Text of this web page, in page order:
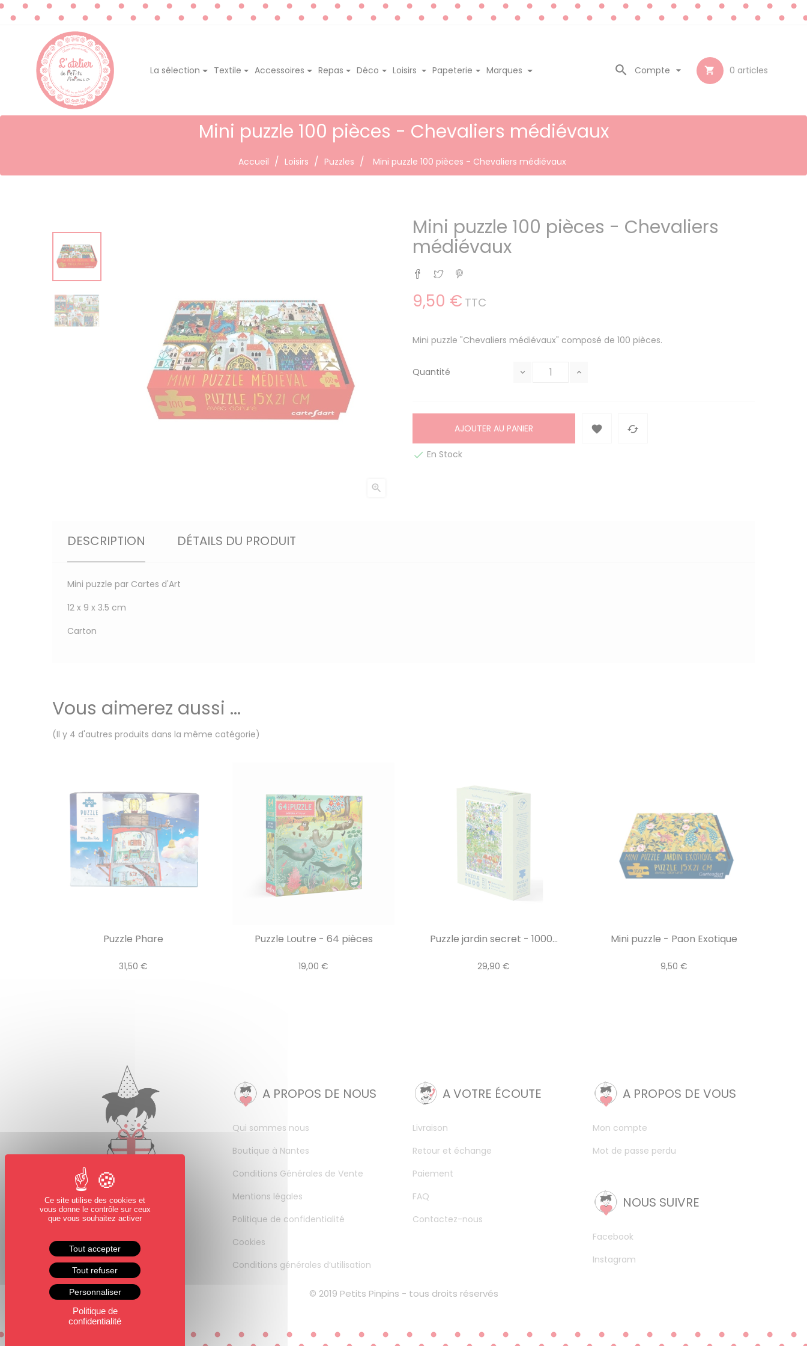
La sélection Textile Accessoires Repas Déco Loisirs Papeterie Marques  0 articles
Compte 

Mini puzzle 100 pièces - Chevaliers médiévaux
Accueil Loisirs Puzzles Mini puzzle 100 pièces - Chevaliers médiévaux

Mini puzzle 100 pièces - Chevaliers
médiévaux
Partager
Tweet
9,50 € TTC
Mini puzzle "Chevaliers médiévaux" composé de 100 pièces.
Quantité
AJOUTER AU PANIER  
 En Stock
DESCRIPTION DÉTAILS DU PRODUIT
Mini puzzle par Cartes d'Art
12 x 9 x 3.5 cm
Carton
Vous aimerez aussi ...
(Il y 4 d'autres produits dans la même catégorie)
Puzzle Phare
31,50 €
Puzzle Loutre - 64 pièces
19,00 €
Puzzle jardin secret - 1000...
29,90 €
Mini puzzle - Paon Exotique
9,50 €
A PROPOS DE NOUS
Qui sommes nous
Boutique à Nantes
Conditions Générales de Vente
Mentions légales
Politique de confidentialité
Cookies
Conditions générales d’utilisation
A VOTRE ÉCOUTE
Livraison
Retour et échange
Paiement
FAQ
Contactez-nous
A PROPOS DE VOUS
Mon compte
Mot de passe perdu
NOUS SUIVRE
Facebook
Instagram
© 2019 Petits Pinpins - tous droits réservés
Ce site utilise des cookies et
vous donne le contrôle sur ceux
que vous souhaitez activer
Tout accepter
Tout refuser
Personnaliser
Politique de
confidentialité